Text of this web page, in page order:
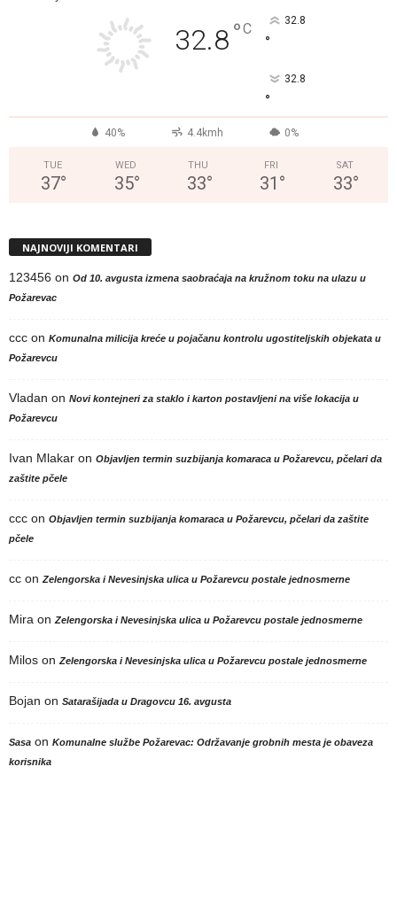
32.8°C 32.8
°
32.8
°
40% 4.4kmh 0%
TUE
37°
WED
35°
THU
33°
FRI
31 °
SAT
33°
NAJNOVIJI KOMENTARI
123456 on Od 10. avgusta izmena saobraćaja na kružnom toku na ulazu u
Požarevac
ccc on Komunalna milicija kreće u pojačanu kontrolu ugostiteljskih objekata u
Požarevcu
Vladan on Novi kontejneri za staklo i karton postavljeni na više lokacija u
Požarevcu
Ivan Mlakar on Objavljen termin suzbijanja komaraca u Požarevcu, pčelari da
zaštite pčele
ccc on Objavljen termin suzbijanja komaraca u Požarevcu, pčelari da zaštite
pčele
cc on Zelengorska i Nevesinjska ulica u Požarevcu postale jednosmerne
Mira on Zelengorska i Nevesinjska ulica u Požarevcu postale jednosmerne
Milos on Zelengorska i Nevesinjska ulica u Požarevcu postale jednosmerne
Bojan on Satarašijada u Dragovcu 16. avgusta
Sasa on Komunalne službe Požarevac: Održavanje grobnih mesta je obaveza
korisnika